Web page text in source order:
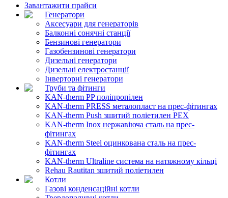
Завантажити прайси
Генератори
Аксесуари для генераторів
Балконні сонячні станції
Бензинові генератори
Газобензинові генератори
Дизельні генератори
Дизельні електростанції
Інверторні генератори
Труби та фітинги
KAN-therm PP поліпропілен
KAN-therm PRESS металопласт на прес-фітингах
KAN-therm Push зшитий поліетилен PEX
KAN-therm Inox нержавіюча сталь на прес-
фітингах
KAN-therm Steel оцинкована сталь на прес-
фітингах
KAN-therm Ultraline система на натяжному кільці
Rehau Rautitan зшитий поліетилен
Котли
Газові конденсаційні котли